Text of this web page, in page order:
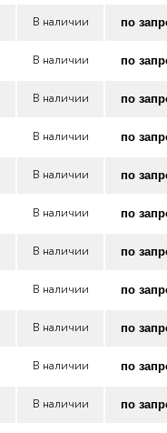
В наличии по
В наличии по
В наличии по
В наличии по
В наличии по
В наличии по
В наличии по
В наличии по
В наличии по
В наличии по
В наличии по